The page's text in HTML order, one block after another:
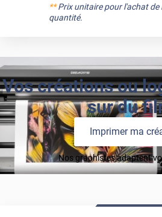
**Prix unitaire pour l'achat de
quantité.
Vos créations ou
sur du
Imprimer ma
Nos graphistes adaptent